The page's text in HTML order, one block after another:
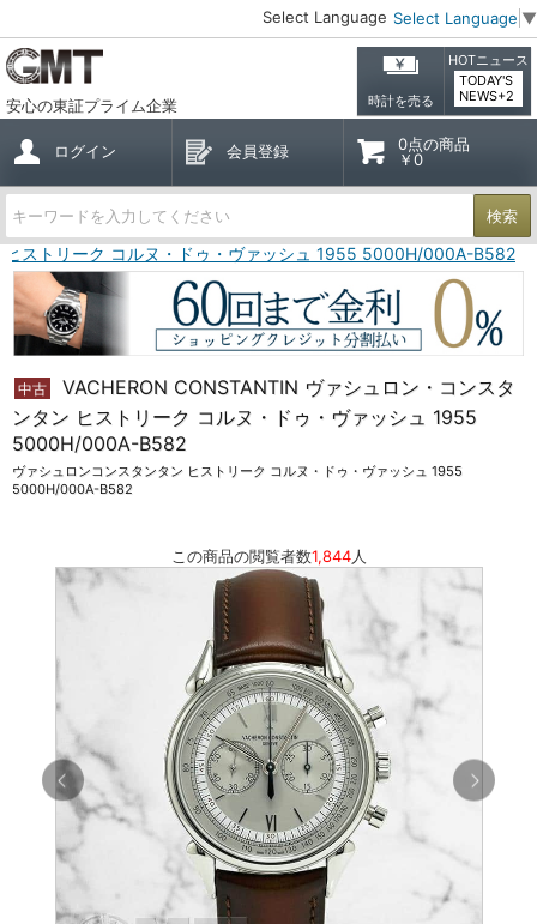
Select Language Select Language ▼
安心の東証プライム企業 時計を売る
HOTニュース
TODAY'S
NEWS+2
ログイン 会員登録
0点の商品
￥0
検索
ヒストリーク コルヌ・ドゥ・ヴァッシュ 1955 5000H/000A-B582
中古
VACHERON CONSTANTIN ヴァシュロン・コンスタ
ンタン ヒストリーク コルヌ・ドゥ・ヴァッシュ 1955
5000H/000A-B582
ヴァシュロンコンスタンタン ヒストリーク コルヌ・ドゥ・ヴァッシュ 1955
5000H/000A-B582
この商品の閲覧者数1,844人